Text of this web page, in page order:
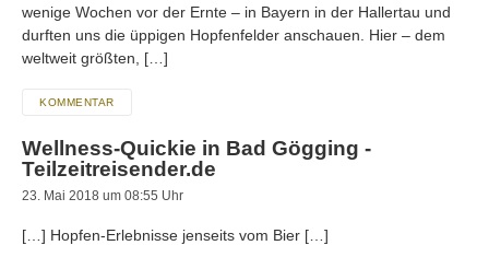
wenige Wochen vor der Ernte – in Bayern in der Hallertau und
durften uns die üppigen Hopfenfelder anschauen. Hier – dem
weltweit größten, […]
KOMMENTAR
Wellness-Quickie in Bad Gögging -
Teilzeitreisender.de
23. Mai 2018 um 08:55 Uhr
[…] Hopfen-Erlebnisse jenseits vom Bier […]